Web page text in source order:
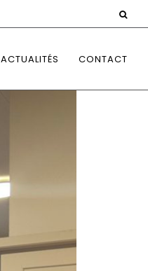
ACTUALITÉS CONTACT